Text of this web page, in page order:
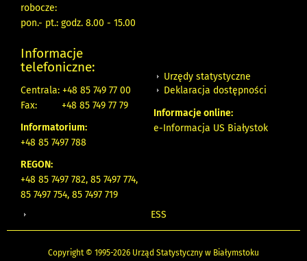
robocze:
pon.- pt.: godz. 8.00 - 15.00
Informacje
telefoniczne:
Centrala: +48 85 749 77 00
Fax:
+48 85 749 77 79
Informatorium:
+48 85 7497 788
REGON:
+48 85 7497 782, 85 7497 774,
85 7497 754, 85 7497 719
Urzędy statystyczne
Deklaracja dostępności
Informacje online:
e-Informacja US Białystok
ESS
Copyright © 1995-2026 Urząd Statystyczny w Białymstoku